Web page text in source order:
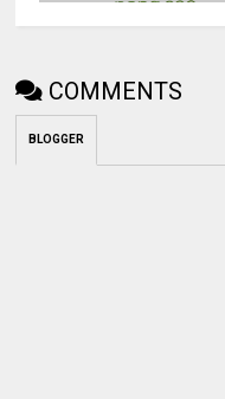
COMMENTS
BLOGGER